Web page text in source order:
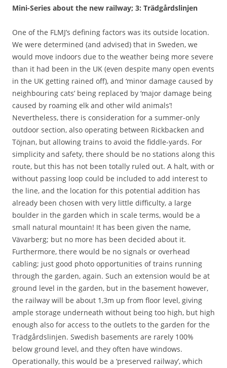
Mini-Series about the new railway; 3: Trädgårdslinjen
One of the FLMJ’s defining factors was its outside location.
We were determined (and advised) that in Sweden, we
would move indoors due to the weather being more severe
than it had been in the UK (even despite many open events
in the UK getting rained off), and ‘minor damage caused by
neighbouring cats’ being replaced by ‘major damage being
caused by roaming elk and other wild animals’!
Nevertheless, there is consideration for a summer-only
outdoor section, also operating between Rickbacken and
Töjnan, but allowing trains to avoid the fiddle-yards. For
simplicity and safety, there should be no stations along this
route, but this has not been totally ruled out. A halt, with or
without passing loop could be included to add interest to
the line, and the location for this potential addition has
already been chosen with very little difficulty, a large
boulder in the garden which in scale terms, would be a
small natural mountain! It has been given the name,
Vävarberg; but no more has been decided about it.
Furthermore, there would be no signals or overhead
cabling; just good photo opportunities of trains running
through the garden, again. Such an extension would be at
ground level in the garden, but in the basement however,
the railway will be about 1,3m up from floor level, giving
ample storage underneath without being too high, but high
enough also for access to the outlets to the garden for the
Trädgårdslinjen. Swedish basements are rarely 100%
below ground level, and they often have windows.
Operationally, this would be a ‘preserved railway’, which